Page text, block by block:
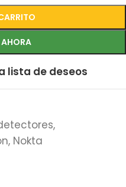
lista de deseos
,
, Nokta